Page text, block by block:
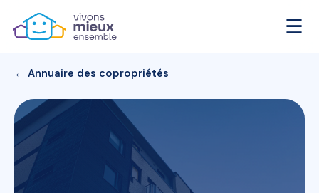
☰
← Annuaire des copropriétés